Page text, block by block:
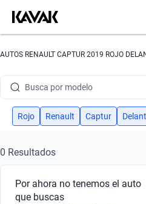
AUTOS RENAULT CAPTUR 2019 ROJO
Busca por modelo
Busca por versión
Busca por marca
Busca por modelo
Rojo Renault Captur
0 Resultados
Por ahora no tenemos el auto
que buscas